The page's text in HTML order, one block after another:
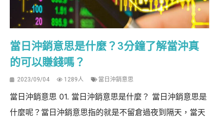
當日沖銷意思是什麼？3分鐘了解當沖真
的可以賺錢嗎？
2023/09/04 1289人 當日沖銷意思
當日沖銷意思 01. 當日沖銷意思是什麼？ 當日沖銷意思是
什麼呢？當日沖銷意思指的就是不留倉過夜到隔天，當天